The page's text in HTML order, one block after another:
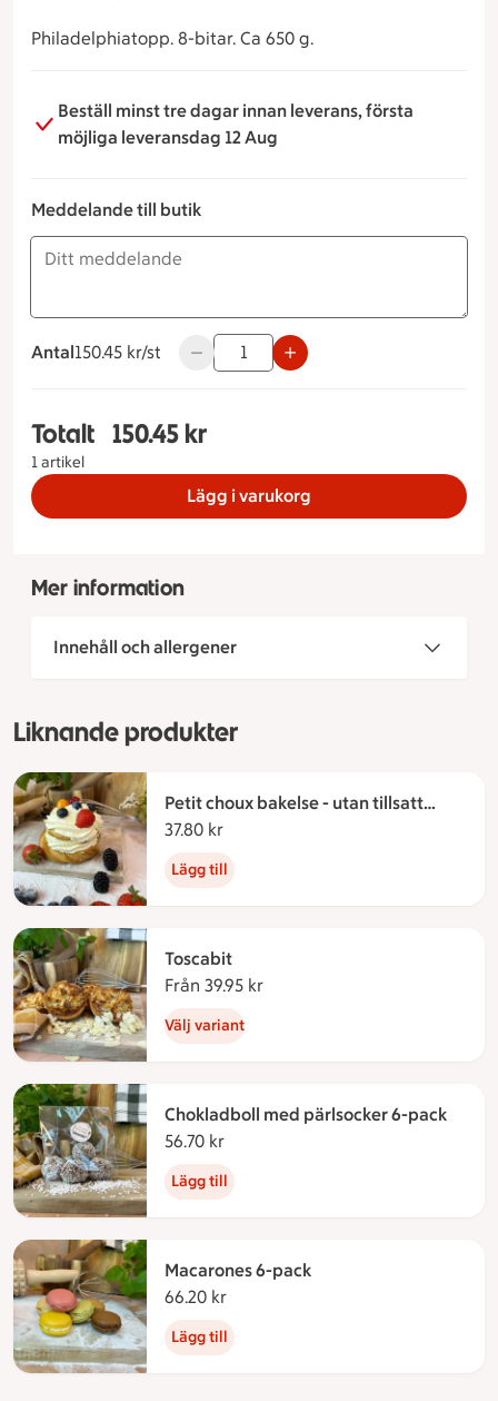
Philadelphiatopp. 8-bitar. Ca 650 g.
Beställ minst tre dagar innan leverans, första
möjliga leveransdag 12 Aug
Meddelande till butik
Antal
150.45 kronor styck
150.45 kr/st Använd knapparna för att minska
Totalt
1 artikel
Totalt 1 stycken Morotskaka, 150.45 kronor
150.45 kr
Lägg i varukorg
Mer information
Innehåll och allergener
Liknande produkter
Petit choux bakelse - utan tillsatt
socker
37.80 kr
Lägg till
Toscabit
Från 39.95 kr
Välj variant
Chokladboll med pärlsocker 6-pack
56.70 kr
Lägg till
Macarones 6-pack
66.20 kr
Lägg till